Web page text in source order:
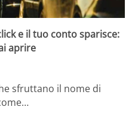
e il tuo conto sparisce:
aprire
sfruttano il nome di